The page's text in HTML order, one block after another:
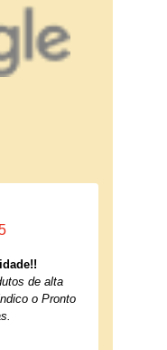
de alta
o Pronto